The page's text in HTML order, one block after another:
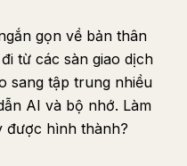
gọn về bản thân
từ các sàn giao dịch
sang tập trung nhiều
AI và bộ nhớ. Làm
được hình thành?